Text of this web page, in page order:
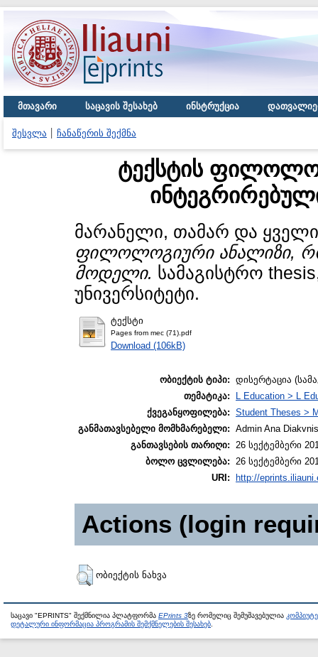
მთავარი საცავის შესახებ ინსტრუქცია
შესვლა ჩანაწერის შექმნა
ტექსტის
მარანელი, თამარ და
ფილოლოგიური ანალიზი,
მოდელი. სამაგისტრო
უნივერსიტეტი.
ტექსტი
Pages from mec (71).pdf
Download (106kB)
ობიექტის ტიპი: დისერტაცია
თემატიკა:
L Education > L
ქვეგანყოფილება: Student Theses >
განმათავსებელი მომხმარებელი: Admin Ana
განთავსების თარიღი: 26 სექტემბერი
ბოლო ცვლილება: 26 სექტემბერი
URI:
http://
Actions (login
ობიექტის ნახვა
საცავი "EPRINTS" შექმნილია პლატფორმა EPrints 3ზე რომელიც შემუშავებულია
დეტალური ინფორმაცია პროგრამის შემქმნელების შესახებ.